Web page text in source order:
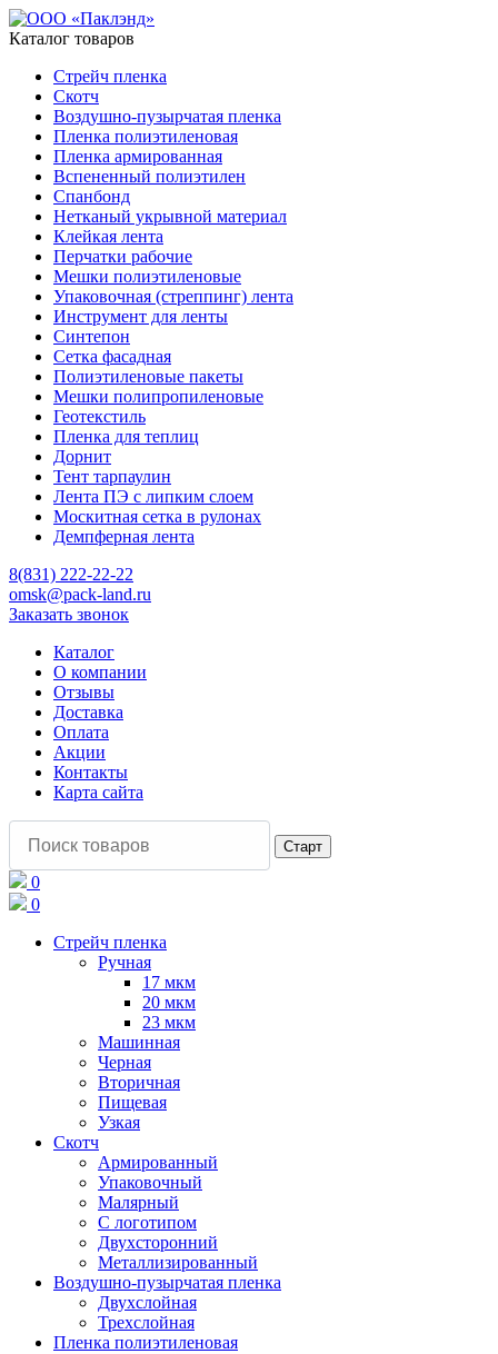
Каталог товаров
Стрейч пленка
Скотч
Воздушно-пузырчатая пленка
Пленка полиэтиленовая
Пленка армированная
Вспененный полиэтилен
Спанбонд
Нетканый укрывной материал
Клейкая лента
Перчатки рабочие
Мешки полиэтиленовые
Упаковочная (стреппинг) лента
Инструмент для ленты
Синтепон
Сетка фасадная
Полиэтиленовые пакеты
Мешки полипропиленовые
Геотекстиль
Пленка для теплиц
Дорнит
Тент тарпаулин
Лента ПЭ с липким слоем
Москитная сетка в рулонах
Демпферная лента
8(831) 222-22-22
omsk@pack-land.ru
Заказать звонок
Каталог
О компании
Отзывы
Доставка
Оплата
Акции
Контакты
Карта сайта
0
0
Стрейч пленка
Ручная
17 мкм
20 мкм
23 мкм
Машинная
Черная
Вторичная
Пищевая
Узкая
Скотч
Армированный
Упаковочный
Малярный
С логотипом
Двухсторонний
Металлизированный
Воздушно-пузырчатая пленка
Двухслойная
Трехслойная
Пленка полиэтиленовая